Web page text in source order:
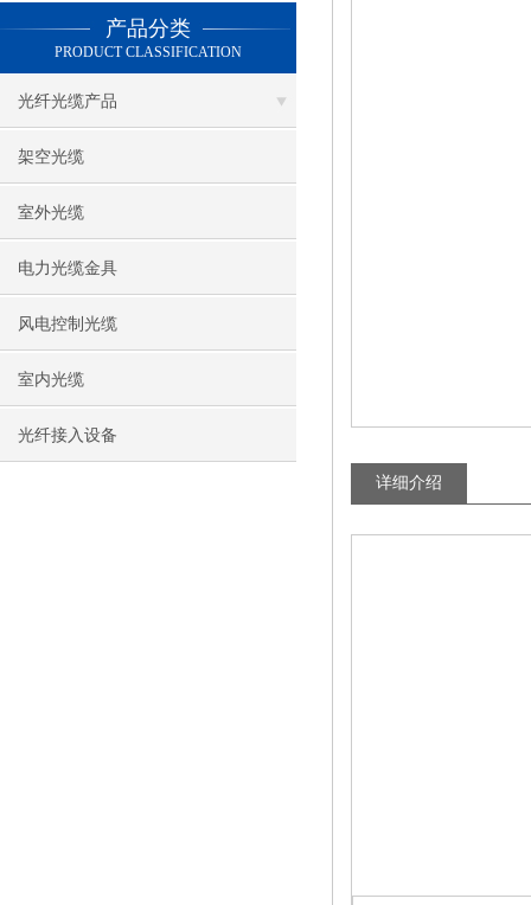
产品分类
PRODUCT CLASSIFICATION
光纤光缆产品
架空光缆
室外光缆
电力光缆金具
风电控制光缆
室内光缆
光纤接入设备
详细介绍